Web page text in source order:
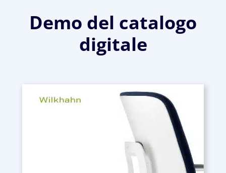
Demo del catalogo
digitale